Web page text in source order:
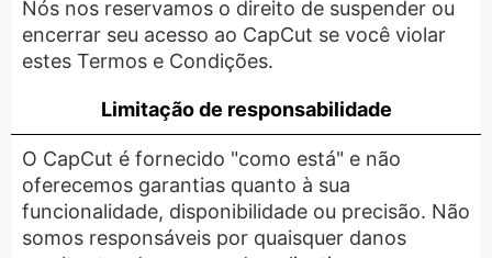
Nós nos reservamos o direito de suspender ou
encerrar seu acesso ao CapCut se você violar
estes Termos e Condições.
Limitação de responsabilidade
O CapCut é fornecido "como está" e não
oferecemos garantias quanto à sua
funcionalidade, disponibilidade ou precisão. Não
somos responsáveis ​​por quaisquer danos